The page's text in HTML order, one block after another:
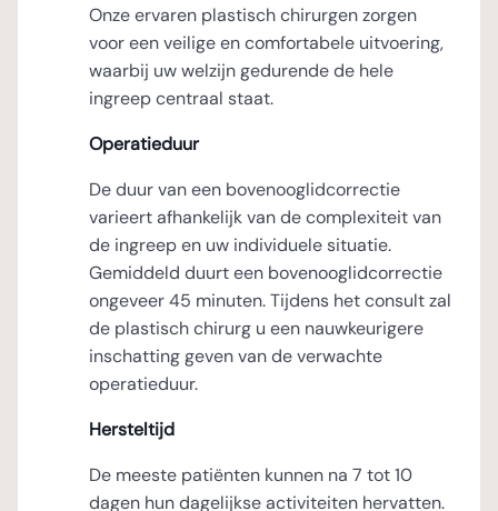
Onze ervaren plastisch chirurgen zorgen
voor een veilige en comfortabele uitvoering,
waarbij uw welzijn gedurende de hele
ingreep centraal staat.
Operatieduur
De duur van een bovenooglidcorrectie
varieert afhankelijk van de complexiteit van
de ingreep en uw individuele situatie.
Gemiddeld duurt een bovenooglidcorrectie
ongeveer 45 minuten. Tijdens het consult zal
de plastisch chirurg u een nauwkeurigere
inschatting geven van de verwachte
operatieduur.
Hersteltijd
De meeste patiënten kunnen na 7 tot 10
dagen hun dagelijkse activiteiten hervatten.